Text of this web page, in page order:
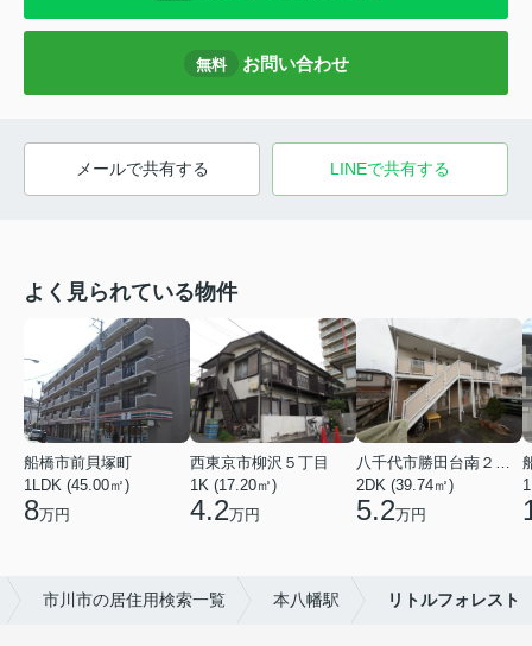
無料 お問い合わせ
メールで共有する LINEで共有する
よく見られている物件
船橋市前貝塚町
1LDK (45.00㎡)
8万円
西東京市柳沢５丁目
1K (17.20㎡)
4.2万円
八千代市勝田台南２丁目
2DK (39.74㎡)
5.2万円
市川市の居住用検索一覧 本八幡駅 リトルフォレスト